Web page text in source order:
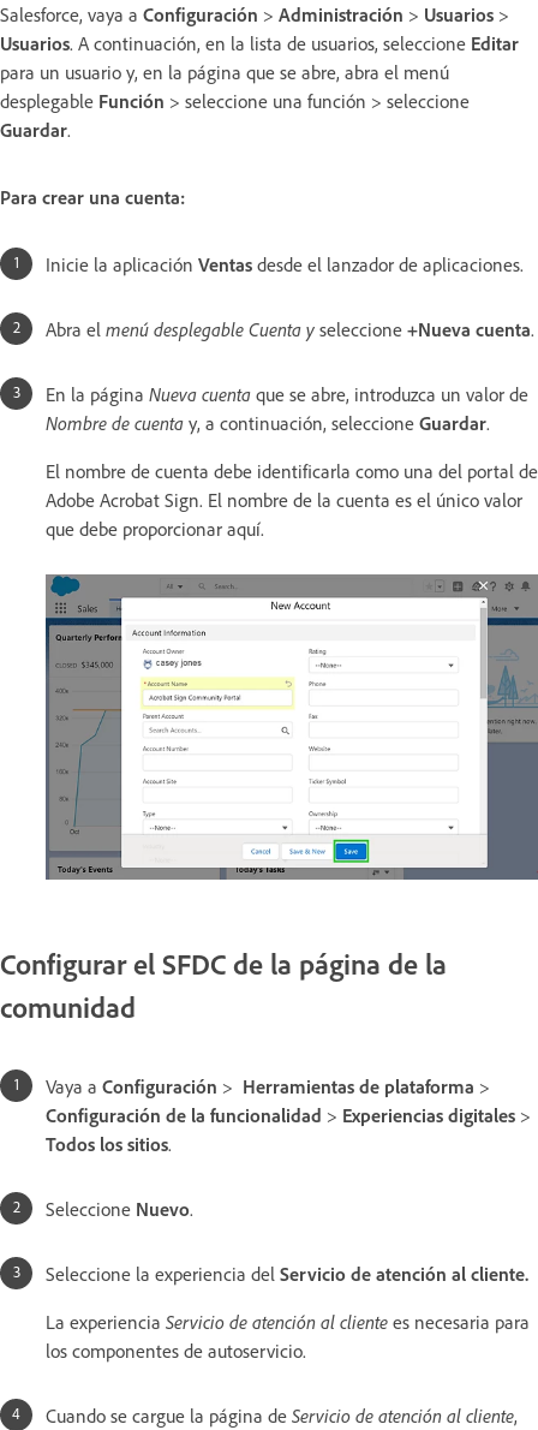
Salesforce, vaya a Configuración > Administración > Usuarios >
Usuarios. A continuación, en la lista de usuarios, seleccione Editar
para un usuario y, en la página que se abre, abra el menú
desplegable Función > seleccione una función > seleccione
Guardar.
Para crear una cuenta:
Inicie la aplicación Ventas desde el lanzador de aplicaciones.
Abra el menú desplegable Cuenta y seleccione +Nueva cuenta.
En la página Nueva cuenta que se abre, introduzca un valor de
Nombre de cuenta y, a continuación, seleccione Guardar.
El nombre de cuenta debe identificarla como una del portal de
Adobe Acrobat Sign. El nombre de la cuenta es el único valor
que debe proporcionar aquí.
Configurar el SFDC de la página de la
comunidad
Vaya a Configuración > Herramientas de plataforma >
Configuración de la funcionalidad > Experiencias digitales >
Todos los sitios.
Seleccione Nuevo.
Seleccione la experiencia del Servicio de atención al cliente.
La experiencia Servicio de atención al cliente es necesaria para
los componentes de autoservicio.
Cuando se cargue la página de Servicio de atención al cliente,